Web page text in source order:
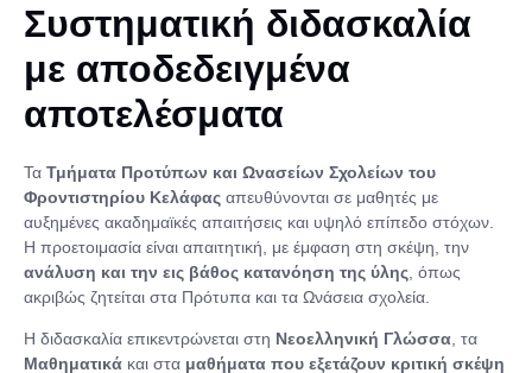
Συστηματική διδασκαλία
με αποδεδειγμένα
αποτελέσματα
Τα Τμήματα Προτύπων και Ωνασείων Σχολείων του
Φροντιστηρίου Κελάφας απευθύνονται σε μαθητές με
αυξημένες ακαδημαϊκές απαιτήσεις και υψηλό επίπεδο στόχων.
Η προετοιμασία είναι απαιτητική, με έμφαση στη σκέψη, την
ανάλυση και την εις βάθος κατανόηση της ύλης , όπως
ακριβώς ζητείται στα Πρότυπα και τα Ωνάσεια σχολεία.
Η διδασκαλία επικεντρώνεται στη Νεοελληνική Γλώσσα, τα
Μαθηματικά και στα μαθήματα που εξετάζουν κριτική σκέψη